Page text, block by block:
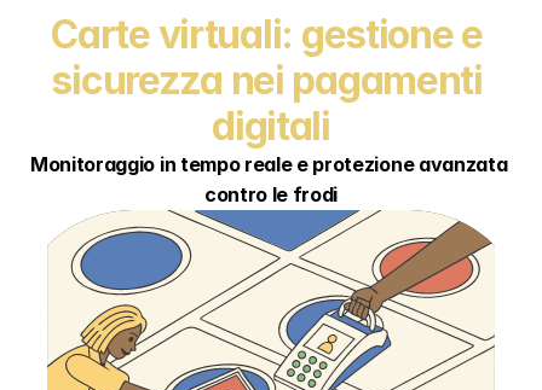
Carte virtuali: gestione e
sicurezza nei pagamenti
digitali
Monitoraggio in tempo reale e protezione avanzata
contro le frodi